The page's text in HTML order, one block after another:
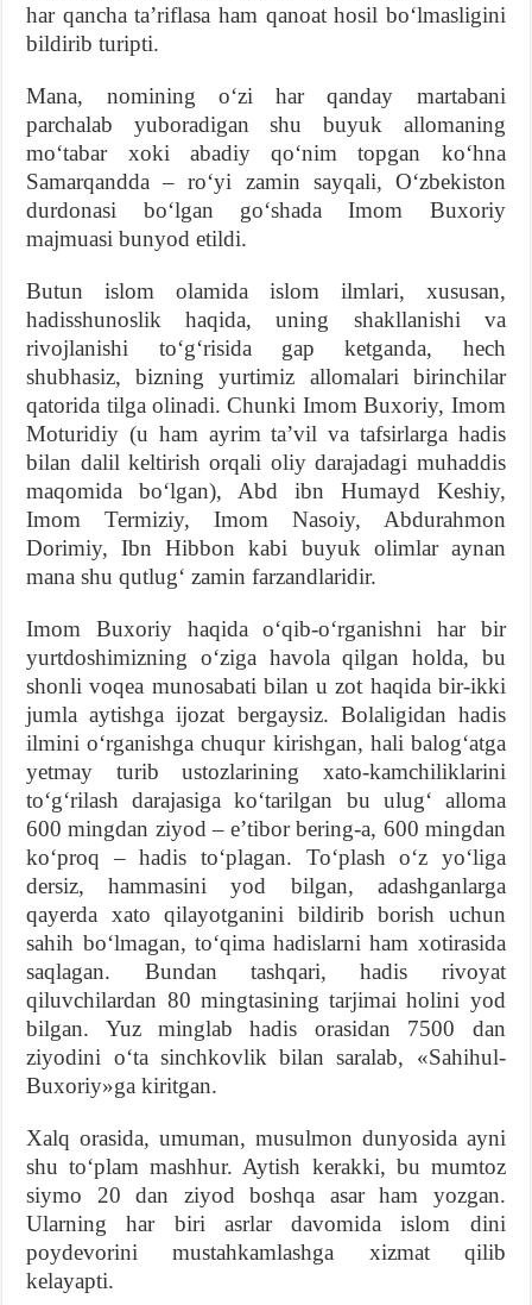
har qancha taʼriflasa ham qanoat hosil boʻlmasligini
bildirib turipti.
Mana, nomining oʻzi har qanday martabani
parchalab yuboradigan shu buyuk allomaning
moʻtabar xoki abadiy qoʻnim topgan koʻhna
Samarqandda – roʻyi zamin sayqali, Oʻzbekiston
durdonasi boʻlgan goʻshada Imom Buxoriy
majmuasi bunyod etildi.
Butun islom olamida islom ilmlari, xususan,
hadisshunoslik haqida, uning shakllanishi va
rivojlanishi toʻgʻrisida gap ketganda, hech
shubhasiz, bizning yurtimiz allomalari birinchilar
qatorida tilga olinadi. Chunki Imom Buxoriy, Imom
Moturidiy (u ham ayrim taʼvil va tafsirlarga hadis
bilan dalil keltirish orqali oliy darajadagi muhaddis
maqomida boʻlgan), Abd ibn Humayd Keshiy,
Imom Termiziy, Imom Nasoiy, Abdurahmon
Dorimiy, Ibn Hibbon kabi buyuk olimlar aynan
mana shu qutlugʻ zamin farzandlaridir.
Imom Buxoriy haqida oʻqib-oʻrganishni har bir
yurtdoshimizning oʻziga havola qilgan holda, bu
shonli voqea munosabati bilan u zot haqida bir-ikki
jumla aytishga ijozat bergaysiz. Bolaligidan hadis
ilmini oʻrganishga chuqur kirishgan, hali balogʻatga
yetmay turib ustozlarining xato-kamchiliklarini
toʻgʻrilash darajasiga koʻtarilgan bu ulugʻ alloma
600 mingdan ziyod – eʼtibor bering-a, 600 mingdan
koʻproq – hadis toʻplagan. Toʻplash oʻz yoʻliga
dersiz, hammasini yod bilgan, adashganlarga
qayerda xato qilayotganini bildirib borish uchun
sahih boʻlmagan, toʻqima hadislarni ham xotirasida
saqlagan. Bundan tashqari, hadis rivoyat
qiluvchilardan 80 mingtasining tarjimai holini yod
bilgan. Yuz minglab hadis orasidan 7500 dan
ziyodini oʻta sinchkovlik bilan saralab, «Sahihul-
Buxoriy»ga kiritgan.
Xalq orasida, umuman, musulmon dunyosida ayni
shu toʻplam mashhur. Aytish kerakki, bu mumtoz
siymo 20 dan ziyod boshqa asar ham yozgan.
Ularning har biri asrlar davomida islom dini
poydevorini mustahkamlashga xizmat qilib
kelayapti.